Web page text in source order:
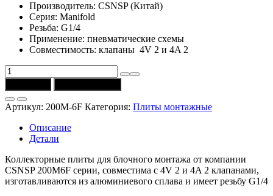
Производитель: CSNSP (Китай)
Серия: Manifold
Резьба: G1/4
Применение: пневматические схемы
Совместимость: клапаны 4V 2 и 4A 2
Количество
товара
Плита
200M-
6F
G1/4
CSNSP
блочного
монтажа
Артикул: 200M-6F Категория: Плиты монтажные
Описание
Детали
Коллекторные плиты для блочного монтажа от компании
CSNSP 200M6F серии, совместима c 4V 2 и 4A 2 клапанами,
изготавливаются из алюминиевого сплава и имеет резьбу G1/4